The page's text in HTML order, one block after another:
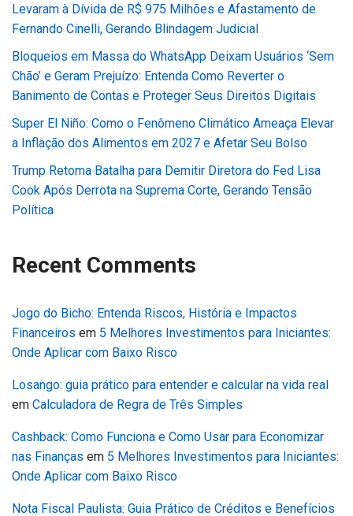
Levaram à Dívida de R$ 975 Milhões e Afastamento de
Fernando Cinelli, Gerando Blindagem Judicial
Bloqueios em Massa do WhatsApp Deixam Usuários ‘Sem
Chão’ e Geram Prejuízo: Entenda Como Reverter o
Banimento de Contas e Proteger Seus Direitos Digitais
Super El Niño: Como o Fenômeno Climático Ameaça Elevar
a Inflação dos Alimentos em 2027 e Afetar Seu Bolso
Trump Retoma Batalha para Demitir Diretora do Fed Lisa
Cook Após Derrota na Suprema Corte, Gerando Tensão
Política
Recent Comments
Jogo do Bicho: Entenda Riscos, História e Impactos
Financeiros em 5 Melhores Investimentos para Iniciantes:
Onde Aplicar com Baixo Risco
Losango: guia prático para entender e calcular na vida real
em Calculadora de Regra de Três Simples
Cashback: Como Funciona e Como Usar para Economizar
nas Finanças em 5 Melhores Investimentos para Iniciantes:
Onde Aplicar com Baixo Risco
Nota Fiscal Paulista: Guia Prático de Créditos e Benefícios